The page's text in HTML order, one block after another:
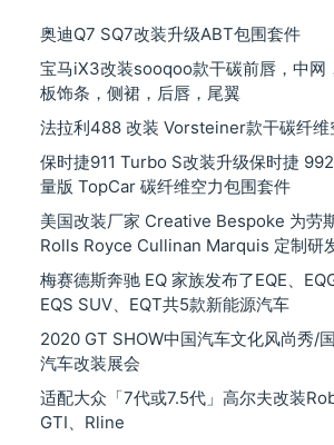
奥迪Q7 SQ7改装升级ABT包围套件
宝马iX3改装sooqoo款干碳前唇，中网
板饰条，侧裙，后唇，尾翼
法拉利488 改装 Vorsteiner款干碳纤维
保时捷911 Turbo S改装升级保时捷
量版 TopCar 碳纤维空力包围套件
美国改装厂家 Creative Bespoke 为劳
Rolls Royce Cullinan Marquis 定制研
梅赛德斯奔驰 EQ 家族发布了EQE、
EQS SUV、EQT共5款新能源汽车
2020 GT SHOW中国汽车文化风尚秀/
汽车改装展会
适配大众「7代或7.5代」高尔夫改装
GTI、Rline